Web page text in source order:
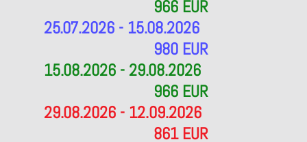
966 EUR
25.07.2026 - 15.08.2026
980 EUR
15.08.2026 - 29.08.2026
966 EUR
29.08.2026 - 12.09.2026
861 EUR